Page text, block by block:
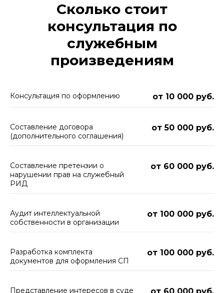
Сколько стоит
консультация по
служебным
произведениям
Консультация по оформлению от 10 000 руб.
Составление договора
(дополнительного соглашения)
от 50 000 руб.
Составление претензии о
нарушении прав на служебный
РИД
от 60 000 руб.
Аудит интеллектуальной
собственности в организации
от 100 000 руб.
Разработка комплекта
документов для оформления СП
от 100 000 руб.
Представление интересов в суде